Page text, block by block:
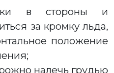
в стороны и
за кромку льда,
положение
налечь грудью